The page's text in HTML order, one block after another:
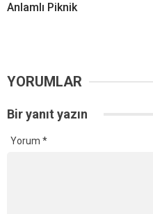
Anlamlı Piknik
YORUMLAR
Bir yanıt yazın
Yorum *